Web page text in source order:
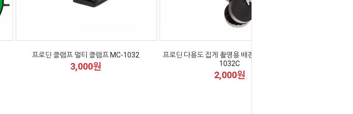
프로딘 클램프 멀티 클램프 MC-1032
3,000원
프로딘 다용도 집게 촬영용 배경지 클램프 MC-
1032C
2,000원